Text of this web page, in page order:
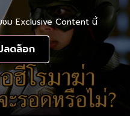
ชม Exclusive Content นี้
ลดล็อก